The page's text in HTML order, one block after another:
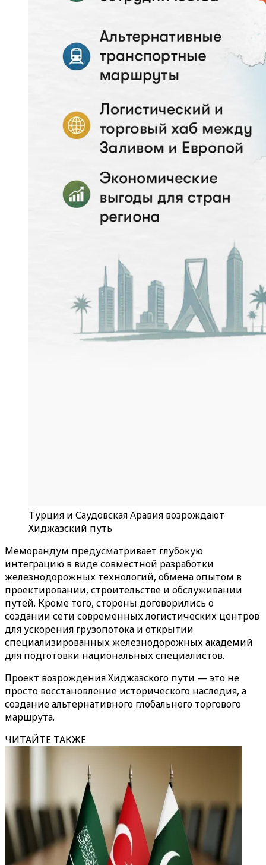
Турция и Саудовская Аравия возрождают
Хиджазский путь
Меморандум предусматривает глубокую
интеграцию в виде совместной разработки
железнодорожных технологий, обмена опытом в
проектировании, строительстве и обслуживании
путей. Кроме того, стороны договорились о
создании сети современных логистических центров
для ускорения грузопотока и открытии
специализированных железнодорожных академий
для подготовки национальных специалистов.
Проект возрождения Хиджазского пути — это не
просто восстановление исторического наследия, а
создание альтернативного глобального торгового
маршрута.
ЧИТАЙТЕ ТАКЖЕ